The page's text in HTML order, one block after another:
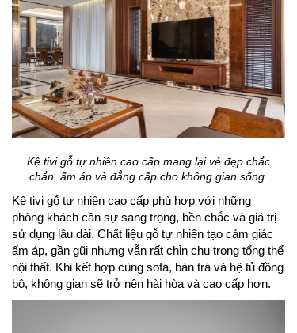
Kệ tivi gỗ tự nhiên cao cấp mang lại vẻ đẹp chắc
chắn, ấm áp và đẳng cấp cho không gian sống.
Kệ tivi gỗ tự nhiên cao cấp phù hợp với những
phòng khách cần sự sang trọng, bền chắc và giá trị
sử dụng lâu dài. Chất liệu gỗ tự nhiên tạo cảm giác
ấm áp, gần gũi nhưng vẫn rất chỉn chu trong tổng thể
nội thất. Khi kết hợp cùng sofa, bàn trà và hệ tủ đồng
bộ, không gian sẽ trở nên hài hòa và cao cấp hơn.